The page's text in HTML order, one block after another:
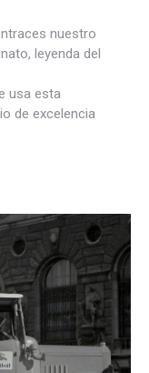
nuestro
leyenda del
usa esta
de excelencia